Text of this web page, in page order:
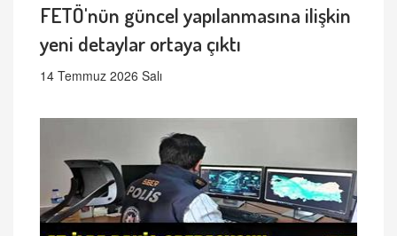
FETÖ'nün güncel yapılanmasına ilişkin
yeni detaylar ortaya çıktı
14 Temmuz 2026 Salı